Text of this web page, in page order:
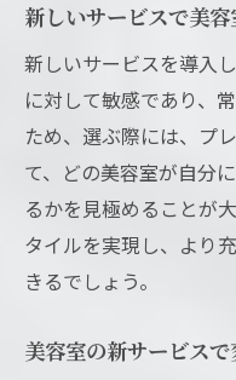
新しいサービスで美
新しいサービスを導入
に対して敏感であり、
ため、選ぶ際には、プ
て、どの美容室が自分
るかを見極めることが
タイルを実現し、より
きるでしょう。
美容室の新サービス